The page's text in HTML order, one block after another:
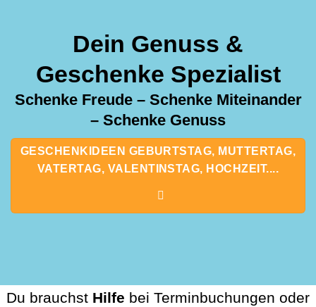
Dein Genuss &
Geschenke Spezialist
Schenke Freude – Schenke Miteinander
– Schenke Genuss
GESCHENKIDEEN GEBURTSTAG, MUTTERTAG,
VATERTAG, VALENTINSTAG, HOCHZEIT....
Du brauchst Hilfe bei Terminbuchungen oder